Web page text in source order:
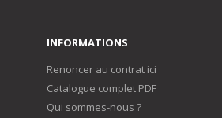
INFORMATIONS
Renoncer au contrat ici
Catalogue complet PDF
Qui sommes-nous ?